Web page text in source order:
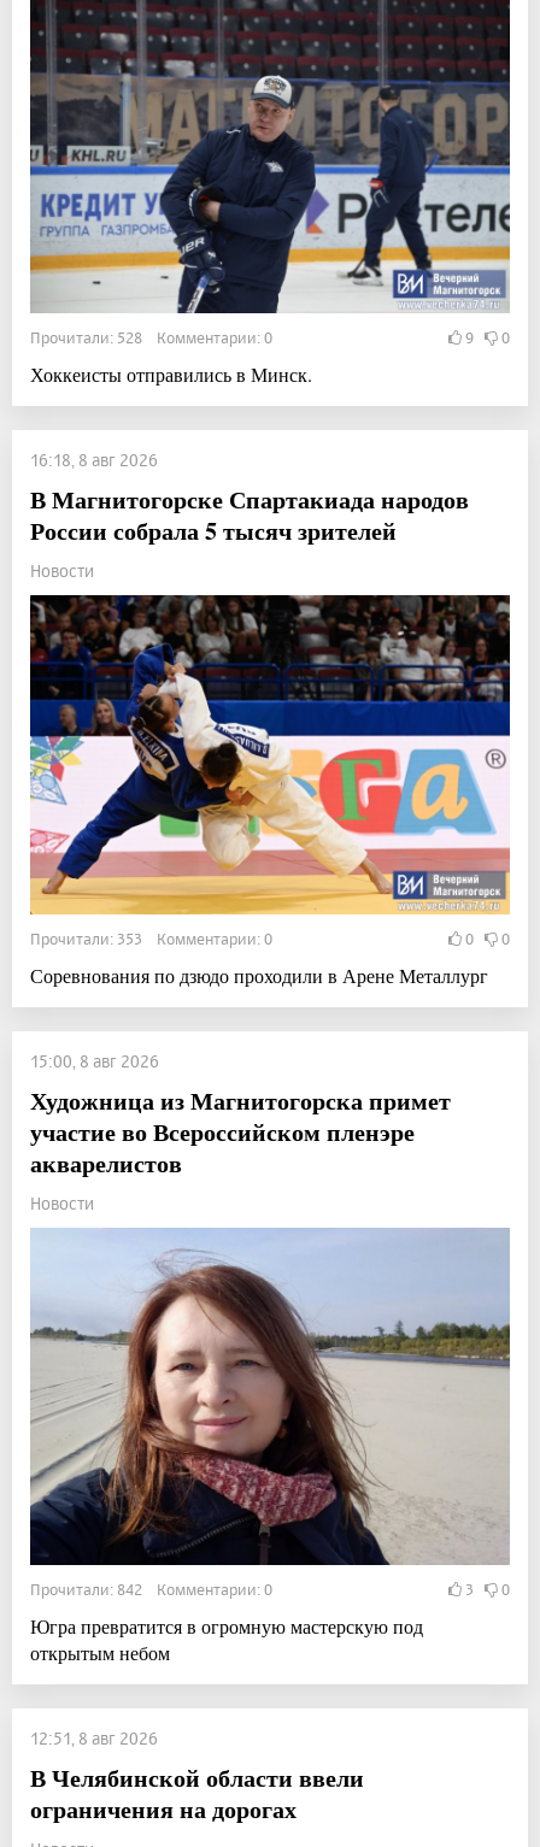
Прочитали: 528 Комментарии: 0 9 0
Хоккеисты отправились в Минск.
16:18, 8 авг 2026
В Магнитогорске Спартакиада народов
России собрала 5 тысяч зрителей
Новости
Прочитали: 353 Комментарии: 0 0 0
Соревнования по дзюдо проходили в Арене Металлург
15:00, 8 авг 2026
Художница из Магнитогорска примет
участие во Всероссийском пленэре
акварелистов
Новости
Прочитали: 842 Комментарии: 0 3 0
Югра превратится в огромную мастерскую под
открытым небом
12:51, 8 авг 2026
В Челябинской области ввели
ограничения на дорогах